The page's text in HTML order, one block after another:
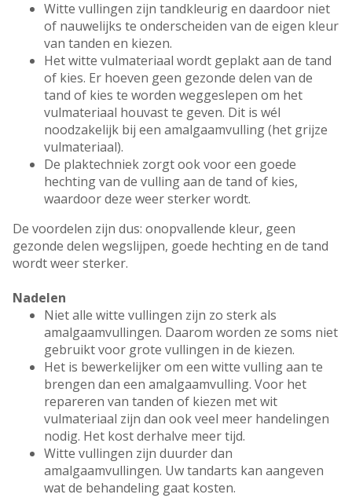
Witte vullingen zijn tandkleurig en daardoor niet
of nauwelijks te onderscheiden van de eigen kleur
van tanden en kiezen.
Het witte vulmateriaal wordt geplakt aan de tand
of kies. Er hoeven geen gezonde delen van de
tand of kies te worden weggeslepen om het
vulmateriaal houvast te geven. Dit is wél
noodzakelijk bij een amalgaamvulling (het grijze
vulmateriaal).
De plaktechniek zorgt ook voor een goede
hechting van de vulling aan de tand of kies,
waardoor deze weer sterker wordt.
De voordelen zijn dus: onopvallende kleur, geen
gezonde delen wegslijpen, goede hechting en de tand
wordt weer sterker.
Nadelen
Niet alle witte vullingen zijn zo sterk als
amalgaamvullingen. Daarom worden ze soms niet
gebruikt voor grote vullingen in de kiezen.
Het is bewerkelijker om een witte vulling aan te
brengen dan een amalgaamvulling. Voor het
repareren van tanden of kiezen met wit
vulmateriaal zijn dan ook veel meer handelingen
nodig. Het kost derhalve meer tijd.
Witte vullingen zijn duurder dan
amalgaamvullingen. Uw tandarts kan aangeven
wat de behandeling gaat kosten.